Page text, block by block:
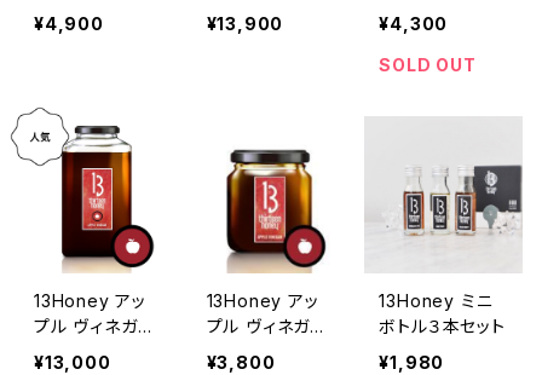
g
¥4,900
0g
¥13,900
g
¥4,300
SOLD OUT
13Honey アッ
プル ヴィネガー
1500g
¥13,000
13Honey アッ
プル ヴィネガー
250g
¥3,800
13Honey ミニ
ボトル３本セット
¥1,980